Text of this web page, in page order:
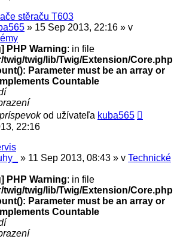
stěraču T603
» 15 Sep 2013, 22:16 » v
PHP Warning: in file
twig/twig/lib/Twig/Extension/Core.php
Parameter must be an array or
Countable
od užívateľa kuba565
22:16
» 11 Sep 2013, 08:43 » v Technické
PHP Warning: in file
twig/twig/lib/Twig/Extension/Core.php
Parameter must be an array or
Countable